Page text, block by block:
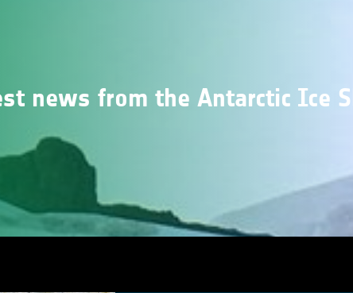
news from the Antarctic Ice